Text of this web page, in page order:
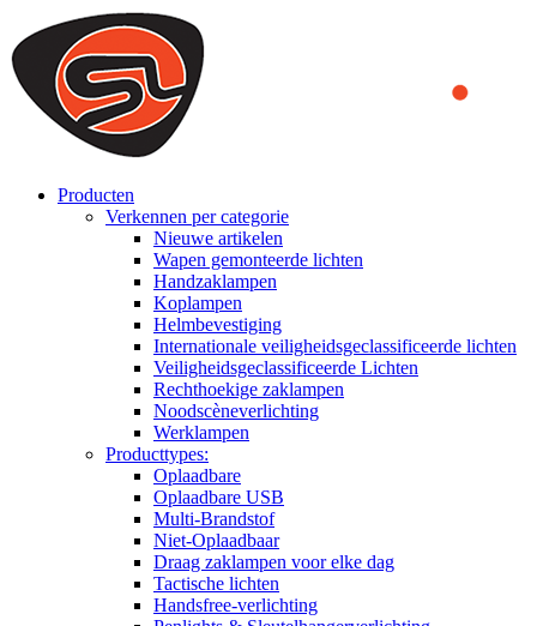
We use cookies to ensure that we provide you the best experience
on our website. By continuing to browse this website, you accept
that cookies are used to help us analyze how the website is used and
to offer you a better experience. To learn more or to find out how
you can disable cookies, you can access our
Producten
Verkennen per categorie
Nieuwe artikelen
Wapen gemonteerde lichten
Handzaklampen
Koplampen
Helmbevestiging
Internationale veiligheidsgeclassificeerde lichten
Veiligheidsgeclassificeerde Lichten
Rechthoekige zaklampen
Noodscèneverlichting
Werklampen
Producttypes:
Oplaadbare
Oplaadbare USB
Multi-Brandstof
Niet-Oplaadbaar
Draag zaklampen voor elke dag
Tactische lichten
Handsfree-verlichting